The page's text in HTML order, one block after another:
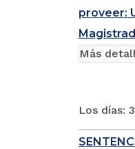
proveer:
Los días:
Más